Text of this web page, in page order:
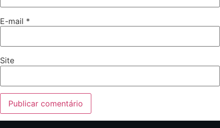
E-mail *
Site